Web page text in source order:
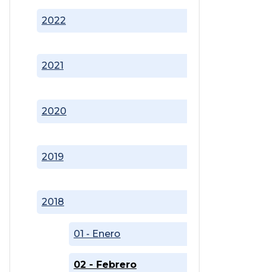
2018
01 - Enero
02 - Febrero
2019
2020
2021
2022